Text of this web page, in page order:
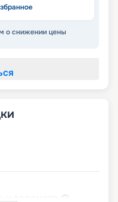
о снижении цены